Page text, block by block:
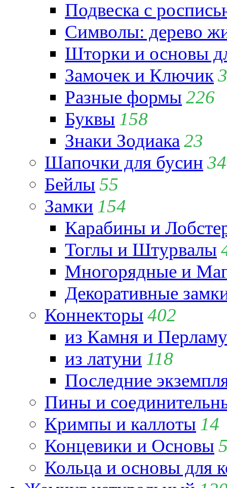
Подвеска с
Символы: дерево
Шторки и основы
Замочек и Ключик
Разные формы 226
Буквы 158
Знаки Зодиака 23
Шапочки для бусин 34
Бейлы 55
Замки 154
Карабины и
Тоглы и Штурвалы
Многорядные и
Декоративные
Коннекторы 402
из Камня и
из латуни 118
Последние
Пины и
Кримпы и каллоты 14
Концевики и Основы
Кольца и основы для